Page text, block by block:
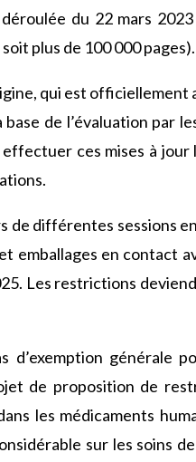
du 22 mars
plus de 100 000 pages).
qui est officiellement
de l’évaluation par
ces mises à jour
de différentes sessions
emballages en contact
Les restrictions
générale
de proposition de
les médicaments
sur les soins